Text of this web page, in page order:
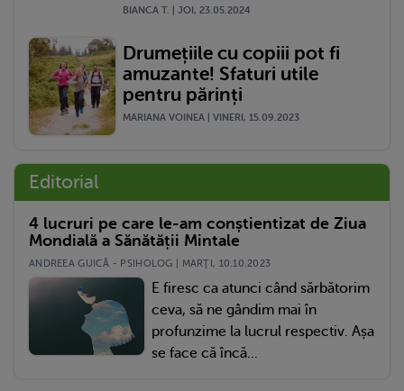
BIANCA T. | JOI, 23.05.2024
Drumețiile cu copiii pot fi
amuzante! Sfaturi utile
pentru părinți
MARIANA VOINEA | VINERI, 15.09.2023
Editorial
4 lucruri pe care le-am conștientizat de Ziua
Mondială a Sănătății Mintale
ANDREEA GUICĂ - PSIHOLOG | MARŢI, 10.10.2023
E firesc ca atunci când sărbătorim
ceva, să ne gândim mai în
profunzime la lucrul respectiv. Așa
se face că încă...